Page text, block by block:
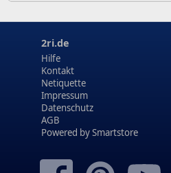
2ri.de
Hilfe
Kontakt
Netiquette
Impressum
Datenschutz
AGB
Powered bySmartstore